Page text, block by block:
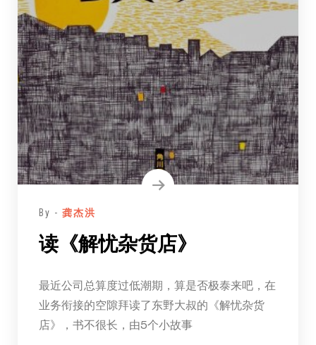
By - 龚杰洪
读《解忧杂货店》
最近公司总算度过低潮期，算是否极泰来吧，在
业务衔接的空隙拜读了东野大叔的《解忧杂货
店》，书不很长，由5个小故事